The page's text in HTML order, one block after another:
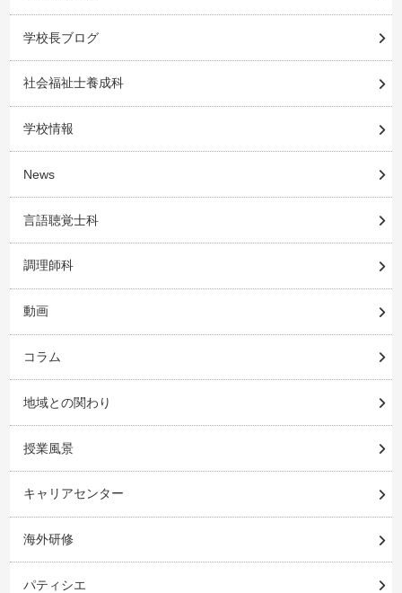
学校長ブログ
社会福祉士養成科
学校情報
News
言語聴覚士科
調理師科
動画
コラム
地域との関わり
授業風景
キャリアセンター
海外研修
パティシエ